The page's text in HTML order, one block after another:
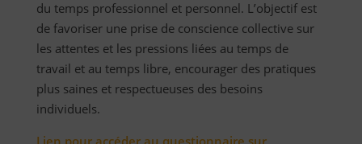
du temps professionnel et personnel. L’objectif est
de favoriser une prise de conscience collective sur
les attentes et les pressions liées au temps de
travail et au temps libre, encourager des pratiques
plus saines et respectueuses des besoins
individuels.